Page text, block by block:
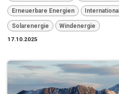
Erneuerbare Energien International
Solarenergie
Windenergie
17.10.2025